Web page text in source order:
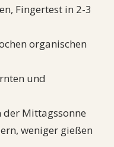
Fingertest in 2-3
organischen
und
der Mittagssonne
weniger gießen